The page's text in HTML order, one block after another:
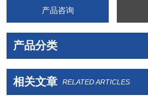
产品咨询
产品分类
相关文章 RELATED ARTICLES